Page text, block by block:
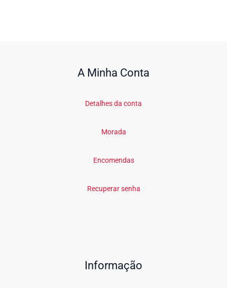
A Minha Conta
Detalhes da conta
Morada
Encomendas
Recuperar senha
Informação